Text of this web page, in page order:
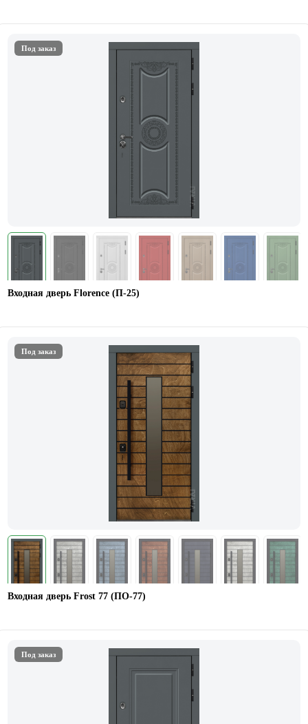
Под заказ
Входная дверь Florence (П-25)
Под заказ
Входная дверь Frost 77 (ПО-77)
Под заказ